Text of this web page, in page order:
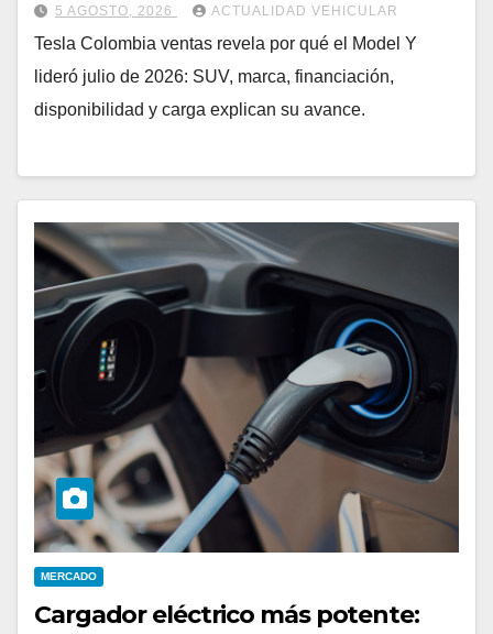
5 AGOSTO, 2026 ACTUALIDAD VEHICULAR
Tesla Colombia ventas revela por qué el Model Y
lideró julio de 2026: SUV, marca, financiación,
disponibilidad y carga explican su avance.
MERCADO
Cargador eléctrico más potente: